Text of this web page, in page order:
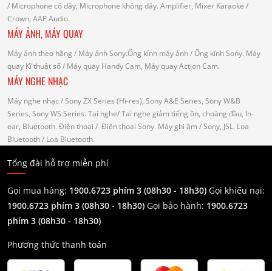
/ Microphone có dây, Microphone không dây. Amplifier, Mixer Karaoke /
Crown, AAP Audio.
MÁY ẢNH, MÁY QUAY
Máy ảnh theo hãng / Máy ảnh Sony.Ống kính máy ảnh / Ống kính Sony. Máy
quay Kĩ thuật số/ Máy quay Handy Cam, Máy quay Action Cam.
MÁY NGHE NHẠC
Máy nghe nhạc / Sony ZX Series (Hi-res), Sony A&E Series, Sony W&B
Series, Sony WS Series. Tai nghe/ Tai nghe giảm tiếng ồn, choàng đầu, In-
ear, Bluetooth. Điện thoại / Điện thoại Sony. Máy ghi âm / Sony, JSL. Loa
Bluetooth/ Loa Bluetooth.
Tổng đài hỗ trợ miễn phí
Gọi mua hàng: 1900.6723 phím 3 (08h30 - 18h30) Gọi khiếu nại:
1900.6723 phím 3 (08h30 - 18h30) Gọi bảo hành: 1900.6723
phím 3 (08h30 - 18h30)
Phương thức thanh toán